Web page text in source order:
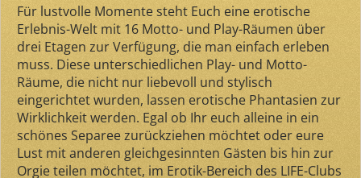
Für lustvolle Momente steht Euch eine erotische
Erlebnis-Welt mit 16 Motto- und Play-Räumen über
drei Etagen zur Verfügung, die man einfach erleben
muss. Diese unterschiedlichen Play- und Motto-
Räume, die nicht nur liebevoll und stylisch
eingerichtet wurden, lassen erotische Phantasien zur
Wirklichkeit werden. Egal ob Ihr euch alleine in ein
schönes Separee zurückziehen möchtet oder eure
Lust mit anderen gleichgesinnten Gästen bis hin zur
Orgie teilen möchtet, im Erotik-Bereich des LIFE-Clubs